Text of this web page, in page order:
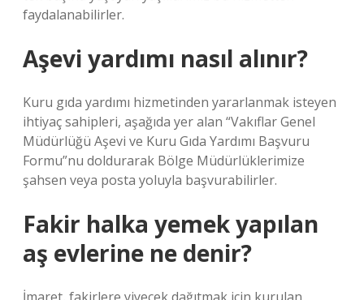
faydalanabilirler.
Aşevi yardımı nasıl alınır?
Kuru gıda yardımı hizmetinden yararlanmak isteyen
ihtiyaç sahipleri, aşağıda yer alan “Vakıflar Genel
Müdürlüğü Aşevi ve Kuru Gıda Yardımı Başvuru
Formu”nu doldurarak Bölge Müdürlüklerimize
şahsen veya posta yoluyla başvurabilirler.
Fakir halka yemek yapılan
aş evlerine ne denir?